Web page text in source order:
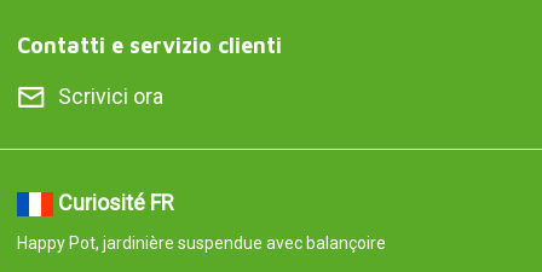
Contatti e servizio clienti
Scrivici ora
Curiosité FR
Happy Pot, jardinière suspendue avec balançoire